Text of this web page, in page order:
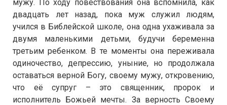
мужу. По ходу повествования она вспомнила, как
двадцать лет назад, пока муж служил людям,
учился в Библейской школе, она одна ухаживала за
двумя маленькими детьми, будучи беременна
третьим ребенком. В те моменты она переживала
одиночество, депрессию, уныние, но продолжала
оставаться верной Богу, своему мужу, откровению,
что её супруг – это священник, пророк и
исполнитель Божьей мечты. За верность Своему